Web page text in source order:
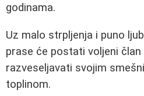
godinama.
Uz malo strpljenja i puno
prase će postati voljeni
razveseljavati svojim
toplinom.